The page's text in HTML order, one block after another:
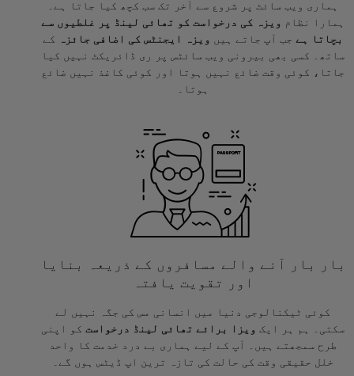
ہماری ویب سائٹ پر شروع سے آخر تک سب کچھ کیا جاتا ہے۔
ہمارا نظام ویزہ کی درخواست کو تھائی لینڈ پر غلطیوں سے
بچاتا ہے جب آپ جاتے ہیں ویزہ ایجنٹس کی اضافی جائزہ
کے
ساتھ۔ کسی بھی بیرونی ویب سائٹس پر ری ڈائریکٹ نہیں کیا
جاتا، کوئی وقت ضائع نہیں ہوتا اور کوئی کاغذ نہیں ضائع
ہوتا۔
بار بار آنے والے مسافروں کے ذریعہ بنایا
اور تقویت یافتہ
کوئی ٹیکنالوجی دنیا میں انسانی مس کی جگہ نہیں لے
سکتی۔ ہم ہر ایک ویزا برائے تھائی لینڈ درخواست کو اپنی
طرح سمجھتے ہیں۔ آپ کے لیے ہماری بے درد خدمت کا واحد
خلل حقیقی وقت کی حالت کی تازہ ترین اپ ڈیٹس ہوں گے۔